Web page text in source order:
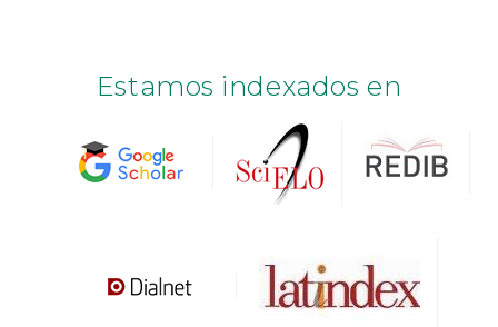
Estamos indexados en